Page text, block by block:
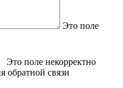
Это поле
Это поле некорректно
обратной связи